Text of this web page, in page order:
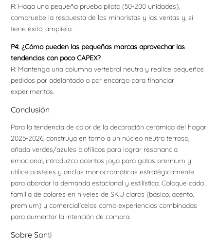
R: Haga una pequeña prueba piloto (50-200 unidades),
compruebe la respuesta de los minoristas y las ventas y, si
tiene éxito, amplíela.
P4: ¿Cómo pueden las pequeñas marcas aprovechar las
tendencias con poco CAPEX?
R: Mantenga una columna vertebral neutra y realice pequeños
pedidos por adelantado o por encargo para financiar
experimentos.
Conclusión
Para la tendencia de color de la decoración cerámica del hogar
2025-2026, construya en torno a un núcleo neutro terroso,
añada verdes/azules biofílicos para lograr resonancia
emocional, introduzca acentos joya para gotas premium y
utilice pasteles y anclas monocromáticas estratégicamente
para abordar la demanda estacional y estilística. Coloque cada
familia de colores en niveles de SKU claros (básico, acento,
premium) y comercialícelos como experiencias combinadas
para aumentar la intención de compra.
Sobre Santi